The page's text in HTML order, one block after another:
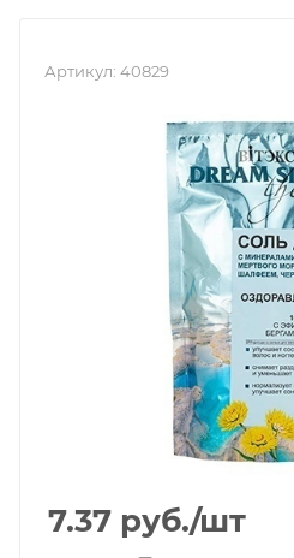
Артикул: 40829
7.37 руб./шт